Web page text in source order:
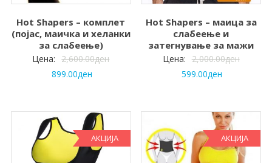
Hot Shapers – комплет
(појас, маичка и хеланки
за слабеење)
Цена: 2,600.00ден
899.00ден
Hot Shapers – маица за
слабеење и
затегнување за мажи
Цена: 2,000.00ден
599.00ден
АКЦИЈА АКЦИЈА